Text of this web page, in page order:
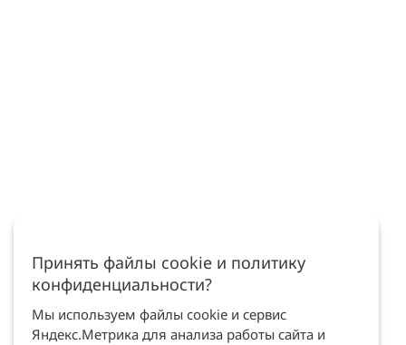
Принять файлы cookie и политику
конфиденциальности?
Мы используем файлы cookie и сервис
Яндекс.Метрика для анализа работы сайта и